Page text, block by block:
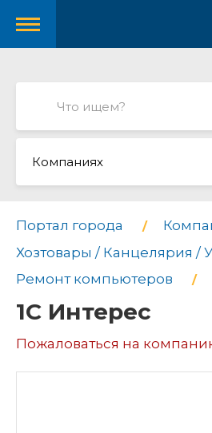
Компаниях
Портал города
Хозтовары / Канцелярия /
Ремонт компьютеров
1С Интерес
Пожаловаться на